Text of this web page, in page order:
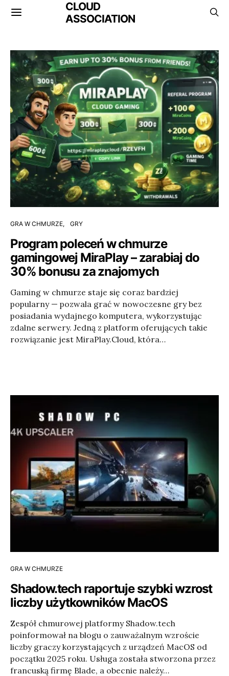
CLOUD
ASSOCIATION
GRA W CHMURZE GRY
Program poleceń w chmurze
gamingowej MiraPlay – zarabiaj do
30% bonusu za znajomych
Gaming w chmurze staje się coraz bardziej
popularny — pozwala grać w nowoczesne gry bez
posiadania wydajnego komputera, wykorzystując
zdalne serwery. Jedną z platform oferujących takie
rozwiązanie jest MiraPlay.Cloud, która…
GRA W CHMURZE
Shadow.tech raportuje szybki wzrost
liczby użytkowników MacOS
Zespół chmurowej platformy Shadow.tech
poinformował na blogu o zauważalnym wzroście
liczby graczy korzystających z urządzeń MacOS od
początku 2025 roku. Usługa została stworzona przez
francuską firmę Blade, a obecnie należy…